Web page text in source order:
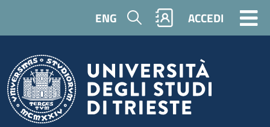
ENG Cerca ACCEDI